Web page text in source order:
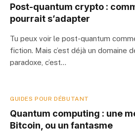
Post-quantum crypto :
pourrait s’adapter
Tu peux voir le post-quantum
fiction. Mais c’est déjà un domaine
paradoxe, c’est…
GUIDES POUR DÉBUTANT
Quantum computing : une
Bitcoin, ou un fantasme